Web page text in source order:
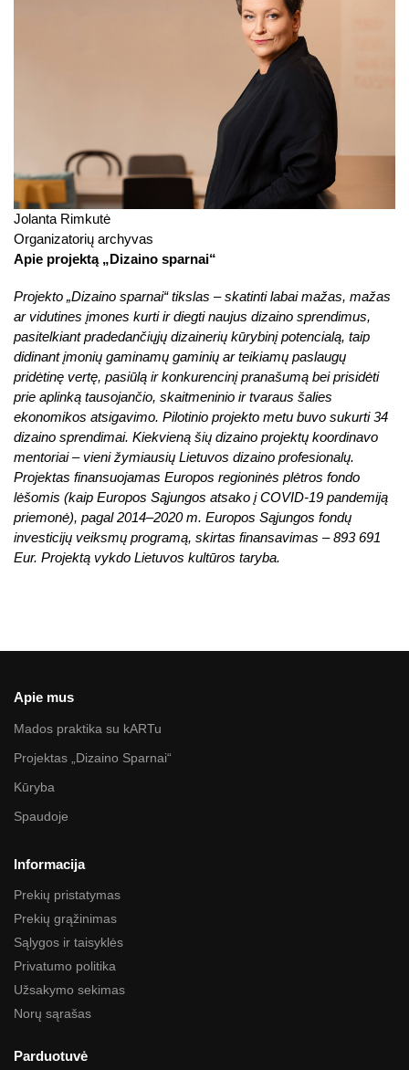
Jolanta Rimkutė
Organizatorių archyvas
Apie projektą „Dizaino sparnai“
Projekto „Dizaino sparnai“ tikslas – skatinti labai mažas, mažas
ar vidutines įmones kurti ir diegti naujus dizaino sprendimus,
pasitelkiant pradedančiųjų dizainerių kūrybinį potencialą, taip
didinant įmonių gaminamų gaminių ar teikiamų paslaugų
pridėtinę vertę, pasiūlą ir konkurencinį pranašumą bei prisidėti
prie aplinką tausojančio, skaitmeninio ir tvaraus šalies
ekonomikos atsigavimo. Pilotinio projekto metu buvo sukurti 34
dizaino sprendimai. Kiekvieną šių dizaino projektų koordinavo
mentoriai – vieni žymiausių Lietuvos dizaino profesionalų.
Projektas finansuojamas Europos regioninės plėtros fondo
lėšomis (kaip Europos Sąjungos atsako į COVID-19 pandemiją
priemonė), pagal 2014–2020 m. Europos Sąjungos fondų
investicijų veiksmų programą, skirtas finansavimas – 893 691
Eur. Projektą vykdo Lietuvos kultūros taryba.
Apie mus
Mados praktika su kARTu
Projektas „Dizaino Sparnai“
Kūryba
Spaudoje
Informacija
Prekių pristatymas
Prekių grąžinimas
Sąlygos ir taisyklės
Privatumo politika
Užsakymo sekimas
Norų sąrašas
Parduotuvė